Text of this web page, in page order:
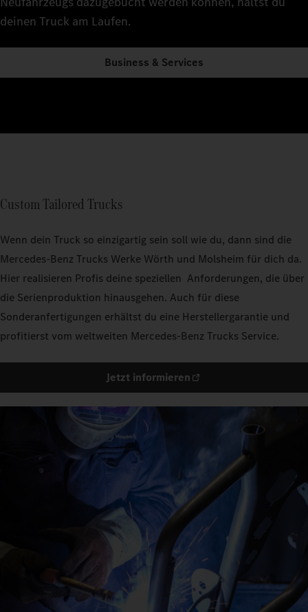
deinen Truck am Laufen.
Business & Services
Custom Tailored Trucks
Wenn dein Truck so einzigartig sein soll wie du, dann sind die
Mercedes‑Benz Trucks Werke Wörth und Molsheim für dich da.
Hier realisieren Profis deine speziellen Anforderungen, die über
die Serienproduktion hinausgehen. Auch für diese
Sonderanfertigungen erhältst du eine Herstellergarantie und
profitierst vom weltweiten Mercedes-Benz Trucks Service.
Jetzt informieren